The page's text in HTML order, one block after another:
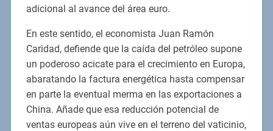
adicional al avance del área euro.
En este sentido, el economista Juan Ramón
Caridad, defiende que la caída del petróleo supone
un poderoso acicate para el crecimiento en Europa,
abaratando la factura energética hasta compensar
en parte la eventual merma en las exportaciones a
China. Añade que esa reducción potencial de
ventas europeas aún vive en el terreno del vaticinio,